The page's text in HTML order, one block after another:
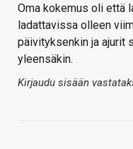
Oma kokemus oli että
ladattavissa olleen
päivityksenkin ja ajurit
yleensäkin.
Kirjaudu sisään